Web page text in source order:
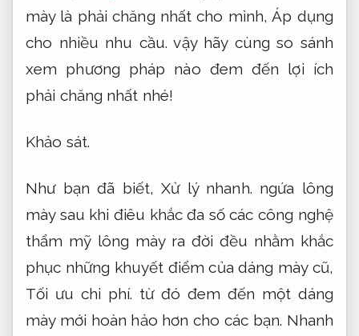
mày là phải chăng nhất cho mình,Áp dụng
cho nhiều nhu cầu. vậy hãy cùng so sánh
xem phương pháp nào đem đến lợi ích
phải chăng nhất nhé!
Khảo sát.
Như bạn đã biết,Xử lý nhanh. ngứa lông
mày sau khi điêu khắc đa số các công nghệ
thẩm mỹ lông mày ra đời đều nhằm khắc
phục những khuyết điểm của dáng mày cũ,
Tối ưu chi phí. từ đó đem đến một dáng
mày mới hoàn hảo hơn cho các bạn. Nhanh